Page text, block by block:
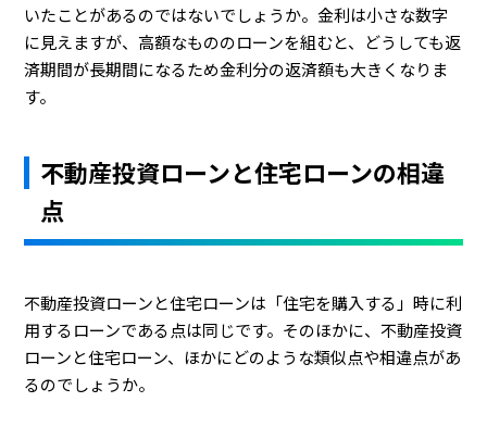
いたことがあるのではないでしょうか。金利は小さな数字
に見えますが、高額なもののローンを組むと、どうしても返
済期間が長期間になるため金利分の返済額も大きくなりま
す。
不動産投資ローンと住宅ローンの相違
点
不動産投資ローンと住宅ローンは「住宅を購入する」時に利
用するローンである点は同じです。そのほかに、不動産投資
ローンと住宅ローン、ほかにどのような類似点や相違点があ
るのでしょうか。